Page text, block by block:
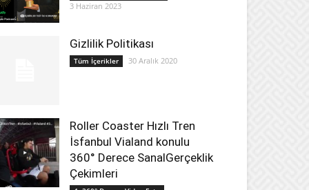
3 Haziran 2023
Gizlilik Politikası
Tüm İçerikler 30 Aralık 2020
Roller Coaster Hızlı Tren
İsfanbul Vialand konulu
360° Derece SanalGerçeklik
Çekimleri